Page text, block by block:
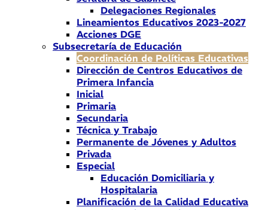
Delegaciones Regionales
Lineamientos Educativos 2023-2027
Acciones DGE
Subsecretaría de Educación
Coordinación de Políticas Educativas
Dirección de Centros Educativos de
Primera Infancia
Inicial
Primaria
Secundaria
Técnica y Trabajo
Permanente de Jóvenes y Adultos
Privada
Especial
Educación Domiciliaria y
Hospitalaria
Planificación de la Calidad Educativa